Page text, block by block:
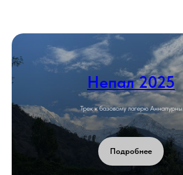
Непал 2025
Трек к базовому лагерю Аннапурны
Подробнее